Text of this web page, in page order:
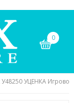
0
У48250 УЦЕНКА